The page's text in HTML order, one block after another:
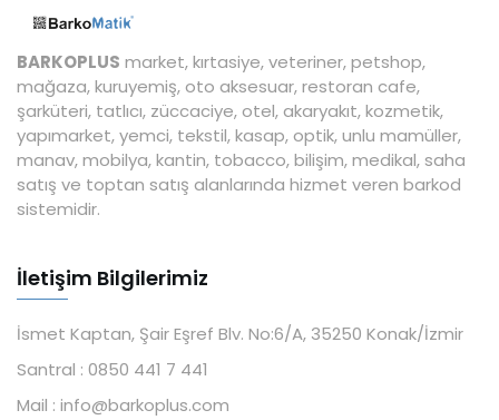
BARKOPLUS market, kırtasiye, veteriner, petshop,
mağaza, kuruyemiş, oto aksesuar, restoran cafe,
şarküteri, tatlıcı, züccaciye, otel, akaryakıt, kozmetik,
yapımarket, yemci, tekstil, kasap, optik, unlu mamüller,
manav, mobilya, kantin, tobacco, bilişim, medikal, saha
satış ve toptan satış alanlarında hizmet veren barkod
sistemidir.
İletişim Bilgilerimiz
İsmet Kaptan, Şair Eşref Blv. No:6/A, 35250 Konak/İzmir
Santral : 0850 441 7 441
Mail : info@barkoplus.com